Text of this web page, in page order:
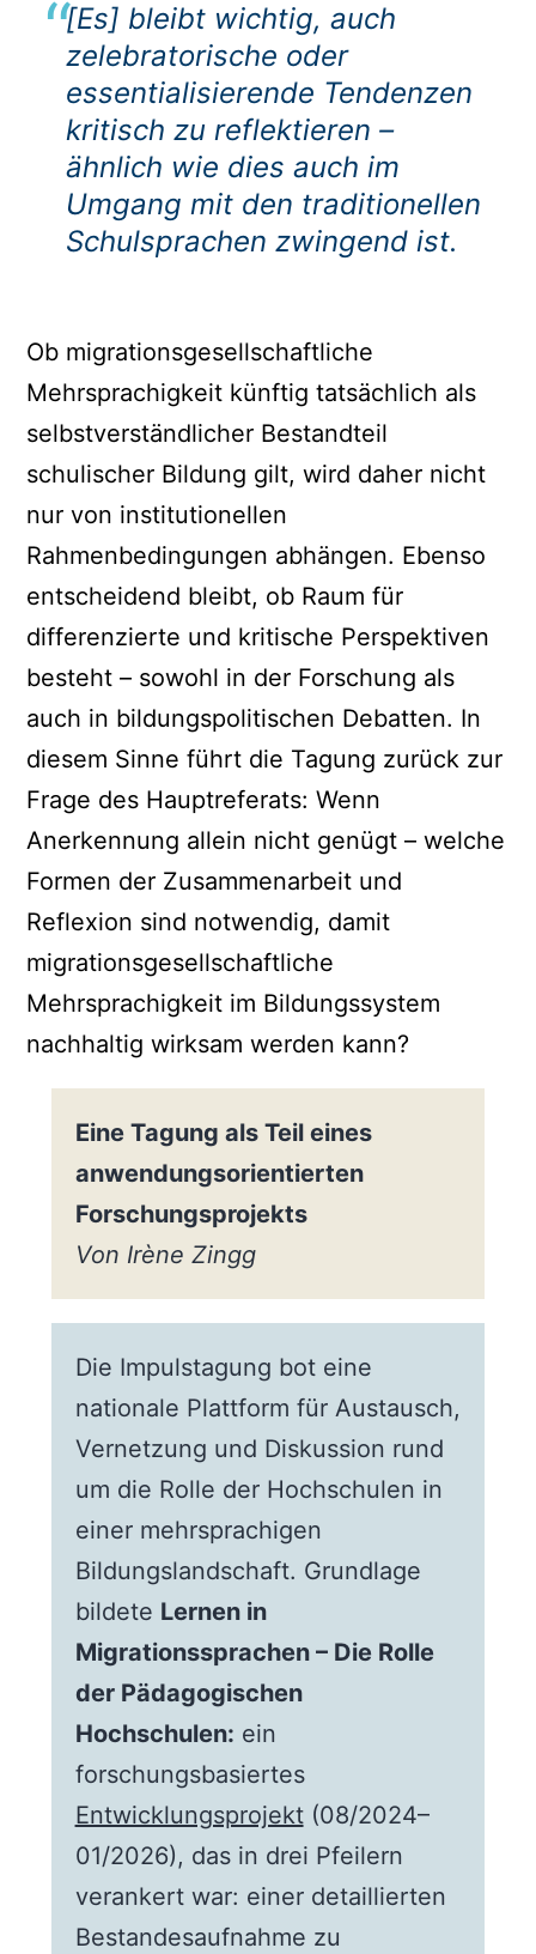
[Es] bleibt wichtig, auch
zelebratorische oder
essentialisierende Tendenzen
kritisch zu reflektieren –
ähnlich wie dies auch im
Umgang mit den traditionellen
Schulsprachen zwingend ist.
Ob migrationsgesellschaftliche
Mehrsprachigkeit künftig tatsächlich als
selbstverständlicher Bestandteil
schulischer Bildung gilt, wird daher nicht
nur von institutionellen
Rahmenbedingungen abhängen. Ebenso
entscheidend bleibt, ob Raum für
differenzierte und kritische Perspektiven
besteht – sowohl in der Forschung als
auch in bildungspolitischen Debatten. In
diesem Sinne führt die Tagung zurück zur
Frage des Hauptreferats: Wenn
Anerkennung allein nicht genügt – welche
Formen der Zusammenarbeit und
Reflexion sind notwendig, damit
migrationsgesellschaftliche
Mehrsprachigkeit im Bildungssystem
nachhaltig wirksam werden kann?
Eine Tagung als Teil eines
anwendungsorientierten
Forschungsprojekts
Von Irène Zingg
Die Impulstagung bot eine
nationale Plattform für Austausch,
Vernetzung und Diskussion rund
um die Rolle der Hochschulen in
einer mehrsprachigen
Bildungslandschaft. Grundlage
bildete Lernen in
Migrationssprachen – Die Rolle
der Pädagogischen
Hochschulen: ein
forschungsbasiertes
Entwicklungsprojekt(08/2024–
01/2026), das in drei Pfeilern
verankert war: einer detaillierten
Bestandesaufnahme zu